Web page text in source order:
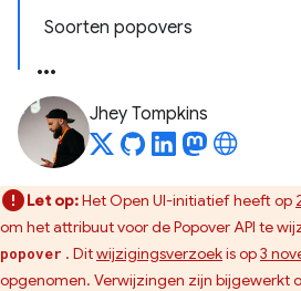
Soorten popovers
Jhey Tompkins
Let op:Het Open UI-initiatief heeft op
om het attribuut voor de Popover API te
popover . Ditwijzigingsverzoekis op3
opgenomen. Verwijzingen zijn bijgewerkt